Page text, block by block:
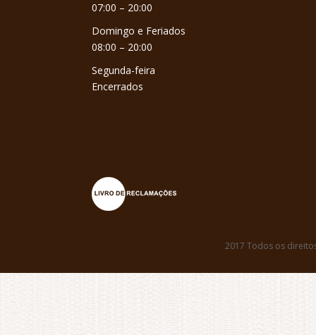
07:00 – 20:00
Domingo e Feriados
08:00 – 20:00
Segunda-feira
Encerrados
2017 Todos os